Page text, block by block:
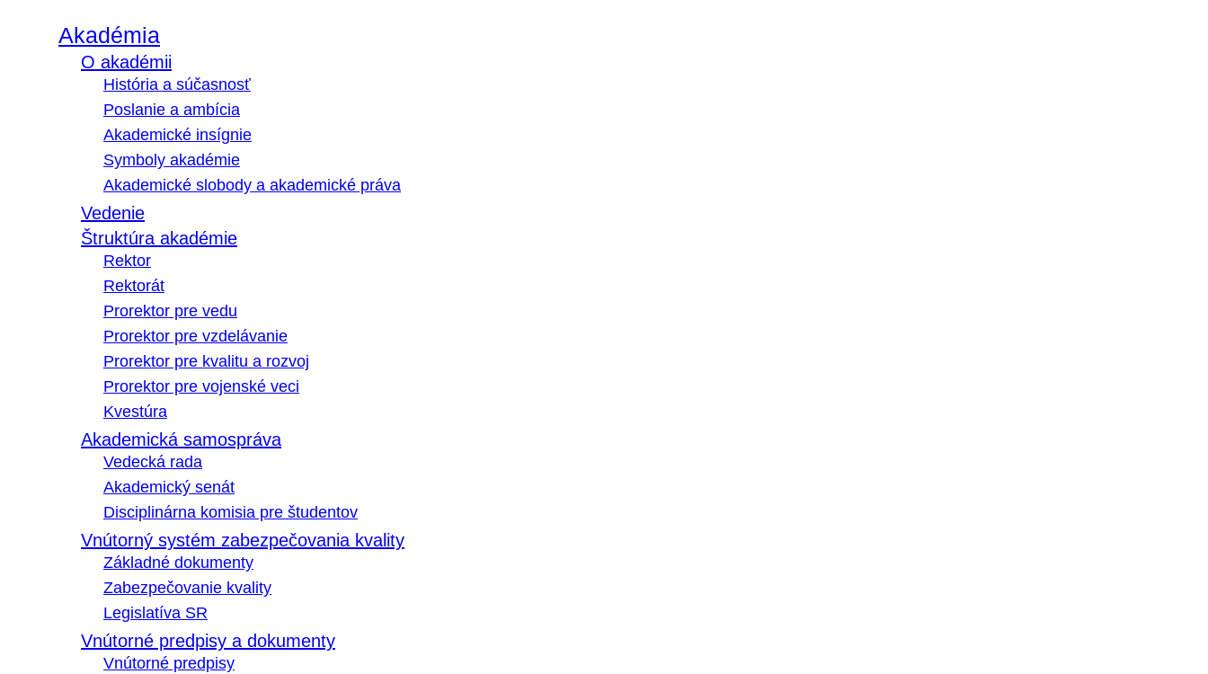
Akadémia
O akadémii
História a súčasnosť
Poslanie a ambícia
Akademické insígnie
Symboly akadémie
Akademické slobody a akademické práva
Vedenie
Štruktúra akadémie
Rektor
Rektorát
Prorektor pre vedu
Prorektor pre vzdelávanie
Prorektor pre kvalitu a rozvoj
Prorektor pre vojenské veci
Kvestúra
Akademická samospráva
Vedecká rada
Akademický senát
Disciplinárna komisia pre študentov
Vnútorný systém zabezpečovania kvality
Základné dokumenty
Zabezpečovanie kvality
Legislatíva SR
Vnútorné predpisy a dokumenty
Vnútorné predpisy